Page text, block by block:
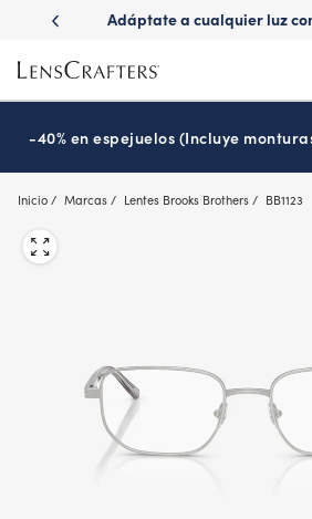
main
content
con
Adáptate a cualquier luz
-40% en espejuelos (Incluye
Inicio Marcas Lentes Brooks Brothers BB1123